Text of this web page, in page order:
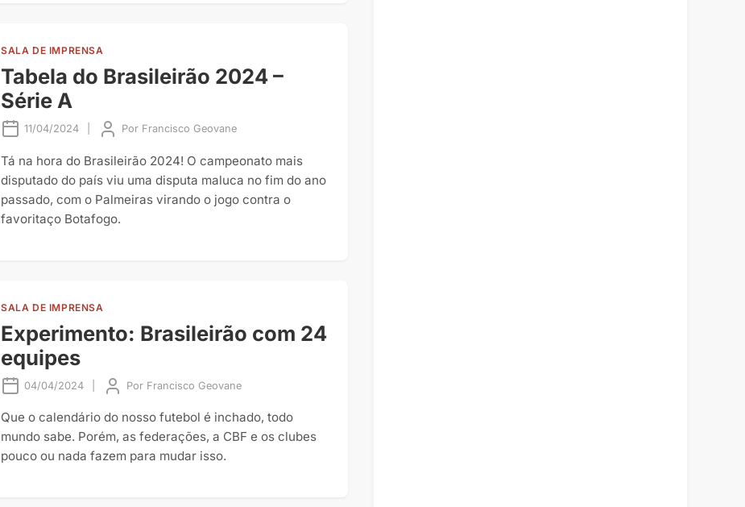
SALA DE IMPRENSA
Tabela do Brasileirão 2024 –
Série A
11/04/2024 Por Francisco Geovane
Tá na hora do Brasileirão 2024! O campeonato mais
disputado do país viu uma disputa maluca no fim do ano
passado, com o Palmeiras virando o jogo contra o
favoritaço Botafogo.
SALA DE IMPRENSA
Experimento: Brasileirão com 24
equipes
04/04/2024 Por Francisco Geovane
Que o calendário do nosso futebol é inchado, todo
mundo sabe. Porém, as federações, a CBF e os clubes
pouco ou nada fazem para mudar isso.